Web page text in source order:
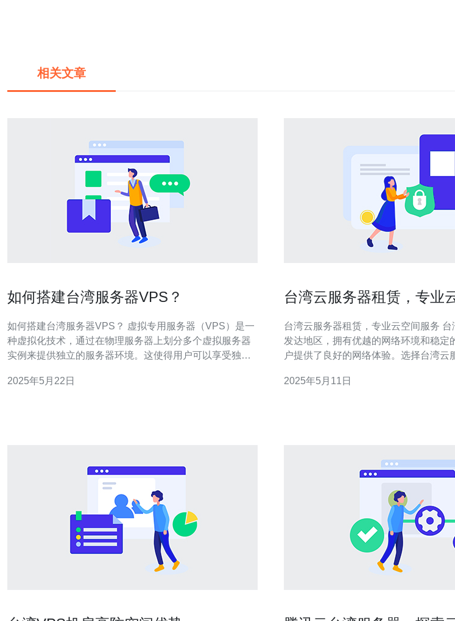
相关文章
如何搭建台湾服务器VPS？
如何搭建台湾服务器VPS？ 虚拟专用服务器（VPS）是一
种虚拟化技术，通过在物理服务器上划分多个虚拟服务器
实例来提供独立的服务器环境。这使得用户可以享受独立
务器。 搭建台湾服务器VPS有以下优势： 降低延迟：台湾
2025年5月22日
台湾云服务器租赁，专业
台湾云服务器租赁，专业云空间服务 台湾作为一个互联网
发达地区，拥有优越的网络环境和稳定
户提供了良好的网络体验。选择台湾云
赁可以帮助企业降低IT成本，提高IT资
2025年5月11日